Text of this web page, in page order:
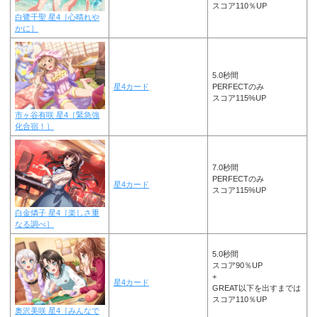
白鷺千聖 星4［心晴れや
かに］
スコア110％UP
市ヶ谷有咲 星4［緊急強
化合宿！］
星4カード
5.0秒間
PERFECTのみ
スコア115%UP
白金燐子 星4［楽しさ重
なる調べ］
星4カード
7.0秒間
PERFECTのみ
スコア115%UP
奥沢美咲 星4［みんなで
星4カード
5.0秒間
スコア90％UP
+
GREAT以下を出すまでは
スコア110％UP